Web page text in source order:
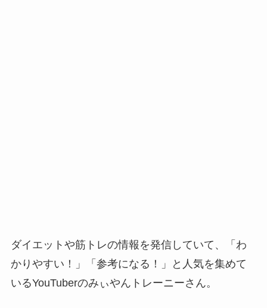
ダイエットや筋トレの情報を発信していて、「わ
かりやすい！」「参考になる！」と人気を集めて
いるYouTuberのみぃやんトレーニーさん。